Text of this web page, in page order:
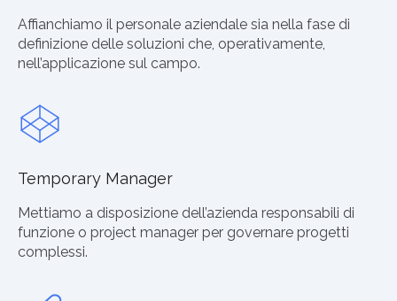
Affianchiamo il personale aziendale sia nella fase di
definizione delle soluzioni che, operativamente,
nell’applicazione sul campo.
Temporary Manager
Mettiamo a disposizione dell’azienda responsabili di
funzione o project manager per governare progetti
complessi.